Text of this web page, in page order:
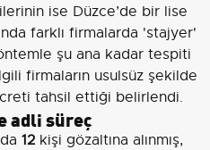
ise Düzce’de bir lise
farklı firmalarda 'stajyer'
şu ana kadar tespiti
firmaların usulsüz şekilde
tahsil ettiği belirlendi.
adli süreç
12 kişi gözaltına alınmış,